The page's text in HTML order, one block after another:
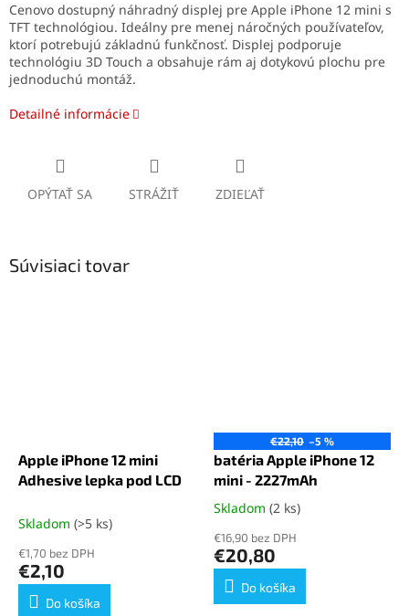
Cenovo dostupný náhradný displej pre Apple iPhone 12 mini s
TFT technológiou. Ideálny pre menej náročných používateľov,
ktorí potrebujú základnú funkčnosť. Displej podporuje
technológiu 3D Touch a obsahuje rám aj dotykovú plochu pre
jednoduchú montáž.
Detailné informácie
OPÝTAŤ SA STRÁŽIŤ ZDIEĽAŤ
Súvisiaci tovar
Apple iPhone 12 mini
Adhesive lepka pod LCD
Skladom (>5 ks)
€1,70 bez DPH
€2,10
Do košíka
€22,10 –5 %
batéria Apple iPhone 12
mini - 2227mAh
Priemerné
produktu
je
5,0
Skladom (2 ks)
€16,90 bez DPH
€20,80
Do košíka